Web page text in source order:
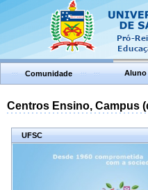
Comunidade Aluno
Centros Ensino, Campus
UFSC